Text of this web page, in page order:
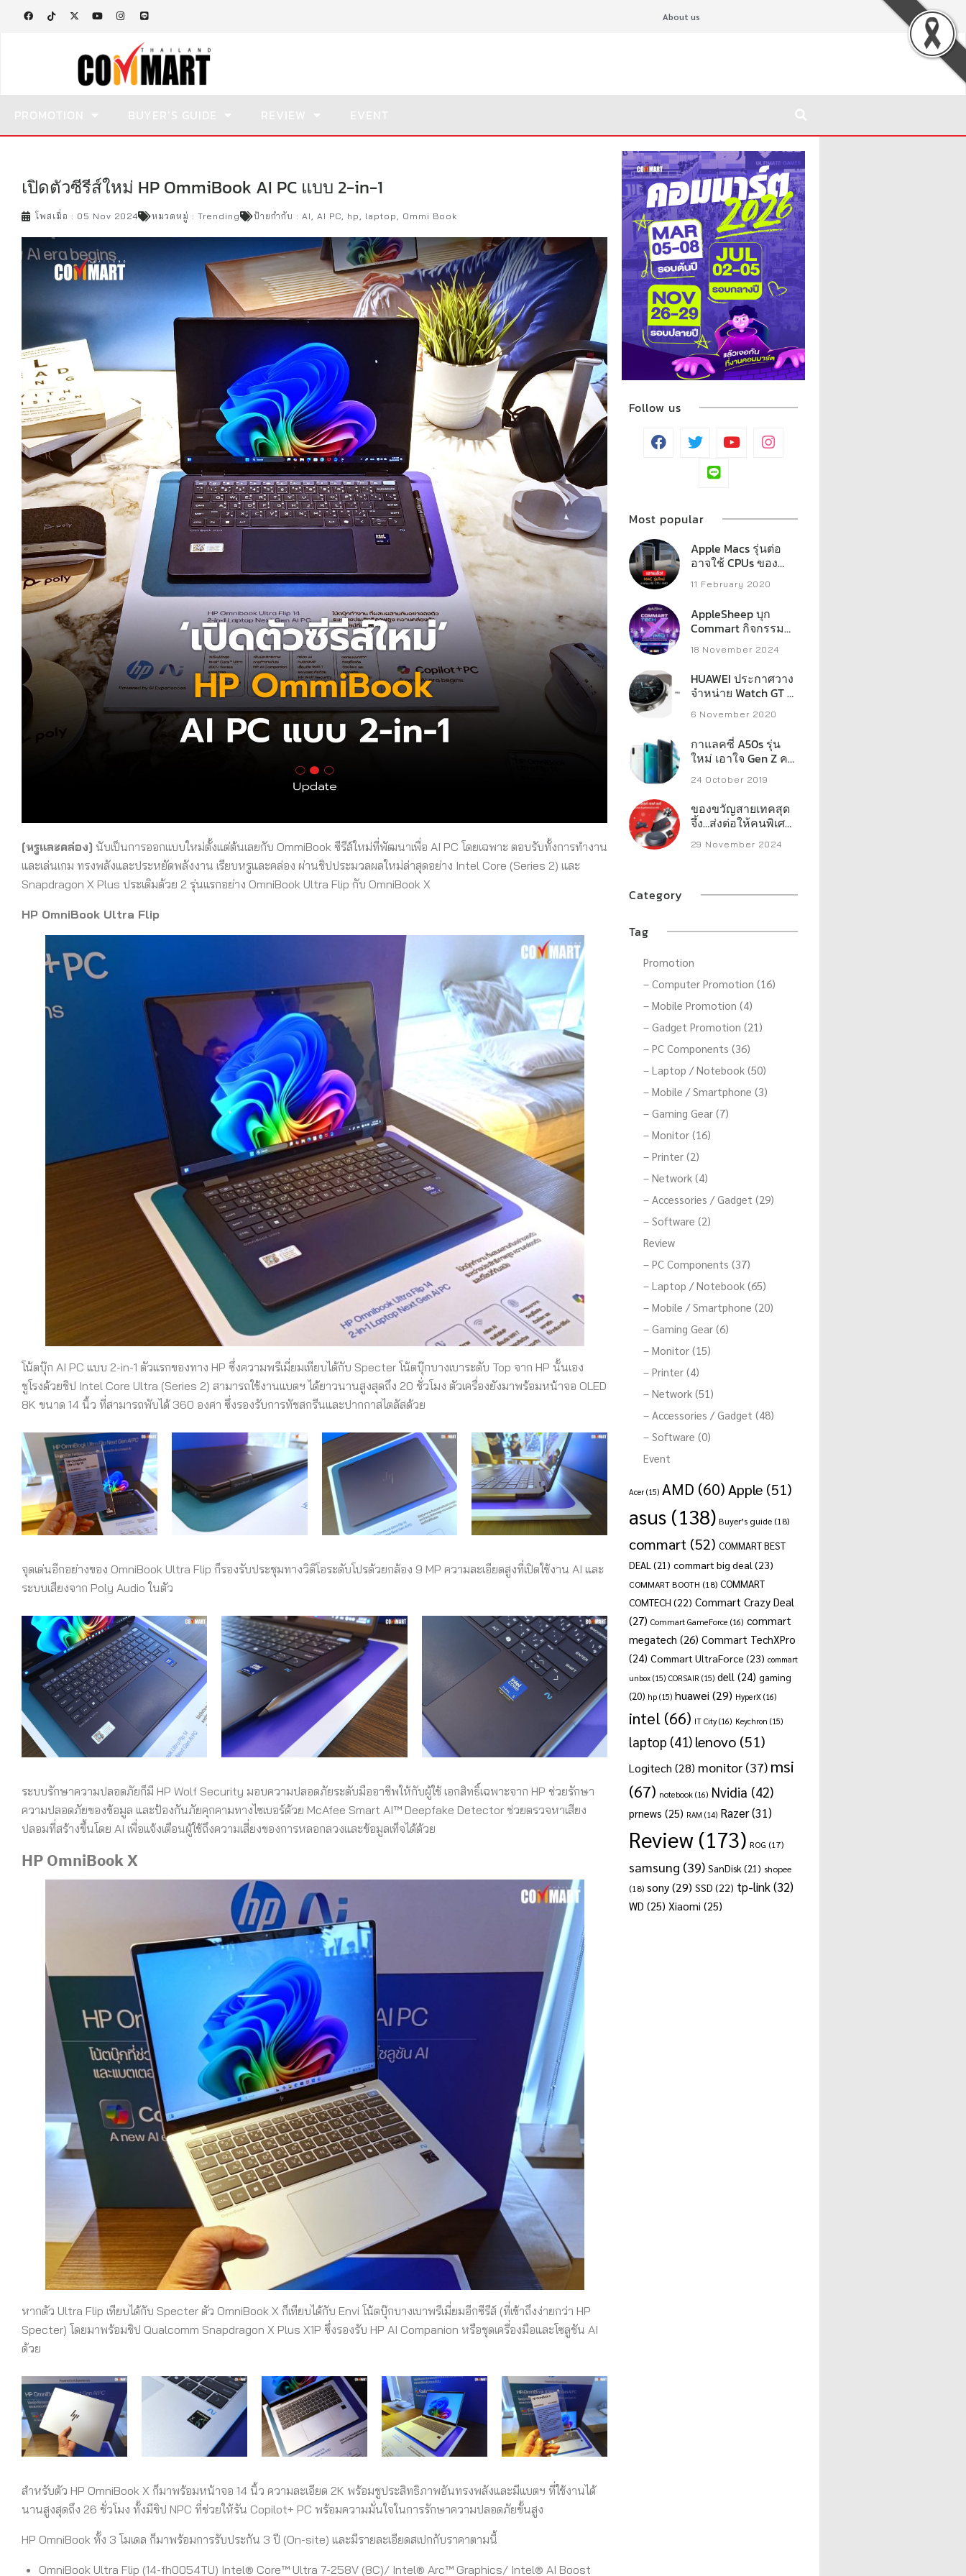
About us
เปิดตัวซีรีส์ใหม่ HP OmmiBook AI PC แบบ 2-in-1
โพสเมื่อ : 05 Nov 2024 หมวดหมู่ : Trending ป้ายกำกับ : AI , AI PC, hp , laptop , Ommi Book
[หรูและคล่อง] นับเป็นการออกแบบใหม่ตั้งแต่ต้นเลยกับ OmmiBook ซีรีส์ใหม่ที่พัฒนาเพื่อ AI PC โดยเฉพาะ ตอบรับทั้งการทำงาน
และเล่นเกม ทรงพลังและประหยัดพลังงาน เรียบหรูและคล่อง ผ่านชิปประมวลผลใหม่ล่าสุดอย่าง Intel Core (Series 2) และ
Snapdragon X Plus ประเดิมด้วย 2 รุ่นแรกอย่าง OmniBook Ultra Flip กับ OmniBook X
HP OmniBook Ultra Flip
โน้ตบุ๊ก AI PC แบบ 2-in-1 ตัวแรกของทาง HP ซึ่งความพรีเมี่ยมเทียบได้กับ Specter โน้ตบุ๊กบางเบาระดับ Top จาก HP นั้นเอง
ชูโรงด้วยชิป Intel Core Ultra (Series 2) สามารถใช้งานแบตฯ ได้ยาวนานสูงสุดถึง 20 ชั่วโมง ตัวเครื่องยังมาพร้อมหน้าจอ OLED
8K ขนาด 14 นิ้ว ที่สามารถพับได้ 360 องศา ซึ่งรองรับการทัชสกรีนและปากกาสไตลัสด้วย
จุดเด่นอีกอย่างของ OmniBook Ultra Flip ก็รองรับประชุมทางวิดิโอระดับโปรด้วยกล้อง 9 MP ความละเอียดสูงที่เปิดใช้งาน AI และ
ระบบเสียงจาก Poly Audio ในตัว
ระบบรักษาความปลอดภัยก็มี HP Wolf Security มอบความปลอดภัยระดับมืออาชีพให้กับผู้ใช้ เอกสิทธิ์เฉพาะจาก HP ช่วยรักษา
ความปลอดภัยของข้อมูล และป้องกันภัยคุกคามทางไซเบอร์ด้วย McAfee Smart AI™ Deepfake Detector ช่วยตรวจหาเสียง
ปลอมที่สร้างขึ้นโดย AI เพื่อแจ้งเตือนผู้ใช้ถึงความเสี่ยงของการหลอกลวงและข้อมูลเท็จได้ด้วย
HP OmniBook X
หากตัว Ultra Flip เทียบได้กับ Specter ตัว OmniBook X ก็เทียบได้กับ Envi โน้ตบุ๊กบางเบาพรีเมี่ยมอีกซีรีส์ (ที่เข้าถึงง่ายกว่า HP
Specter) โดยมาพร้อมชิป Qualcomm Snapdragon X Plus X1P ซึ่งรองรับ HP AI Companion หรือชุดเครื่องมือและโซลูชัน AI
ด้วย
สำหรับตัว HP OmniBook X ก็มาพร้อมหน้าจอ 14 นิ้ว ความละเอียด 2K พร้อมชูประสิทธิภาพอันทรงพลังและมีแบตฯ ที่ใช้งานได้
นานสูงสุดถึง 26 ชั่วโมง ทั้งมีชิป NPC ที่ช่วยให้รัน Copilot+ PC พร้อมความมั่นใจในการรักษาความปลอดภัยขั้นสูง
HP OmniBook ทั้ง 3 โมเดล ก็มาพร้อมการรับประกัน 3 ปี (On-site) และมีรายละเอียดสเปกกับราคาตามนี้
OmniBook Ultra Flip (14-fh0054TU) Intel® Core™ Ultra 7-258V (8C)/ Intel® Arc™ Graphics/ Intel® AI Boost
Follow us
Most popular
Apple Macs รุ่นต่อ
อาจใช้ CPUs ของ
AMD
11 February 2020
AppleSheep บุก
Commart กิจกรรม
ของแจกหลักหมื่น
18 November 2024
HUAWEI ประกาศวาง
จำหน่าย Watch GT 2
Pro กับ FreeBuds Pro
และ FreeBuds
Studio ในไทย
6 November 2020
กาแลคซี่ A50s รุ่น
ใหม่ เอาใจ Gen Z คน
24 October 2019
ของขวัญสายเทคสุด
จึ้ง…ส่งต่อให้คนพิเศษ
ในลิสต์คุณ เวสเทิร์น
ดิจิตอล เปิดลิสต์
ความต้องการของครี
29 November 2024
Category
Tag
Promotion
– Computer Promotion (16)
– Mobile Promotion (4)
– Gadget Promotion (21)
– PC Components (36)
– Laptop / Notebook (50)
– Mobile / Smartphone (3)
– Gaming Gear (7)
– Monitor (16)
– Printer (2)
– Network (4)
– Accessories / Gadget (29)
– Software (2)
Review
– PC Components (37)
– Laptop / Notebook (65)
– Mobile / Smartphone (20)
– Gaming Gear (6)
– Monitor (15)
– Printer (4)
– Network (51)
– Accessories / Gadget (48)
– Software (0)
Event
Acer (15) AMD (60)Apple (51)
asus (138) Buyer’s guide (18)
commart (52) COMMART BEST
DEAL(21) commart big deal (23)
COMMART BOOTH (18) COMMART
COMTECH (22) Commart Crazy Deal
(27) Commart GameForce (16) commart
megatech (26) Commart TechXPro
(24) Commart UltraForce (23) commart
unbox (15) CORSAIR (15) dell (24) gaming
(20) hp (15) huawei (29) HyperX (16)
intel (66) IT City (16) Keychron (15)
laptop (41) lenovo (51)
Logitech (28) monitor (37) msi
(67) notebook (16) Nvidia (42)
prnews (25) RAM (14) Razer(31)
Review (173) ROG (17)
samsung (39) SanDisk(21) shopee
(18) sony(29) SSD (22) tp-link(32)
WD (25) Xiaomi (25)